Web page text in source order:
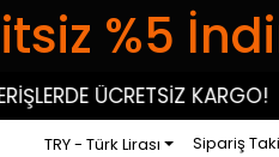
%5
ÜCRETSİZ KARGO!
TRY - Türk Lirası Sipariş